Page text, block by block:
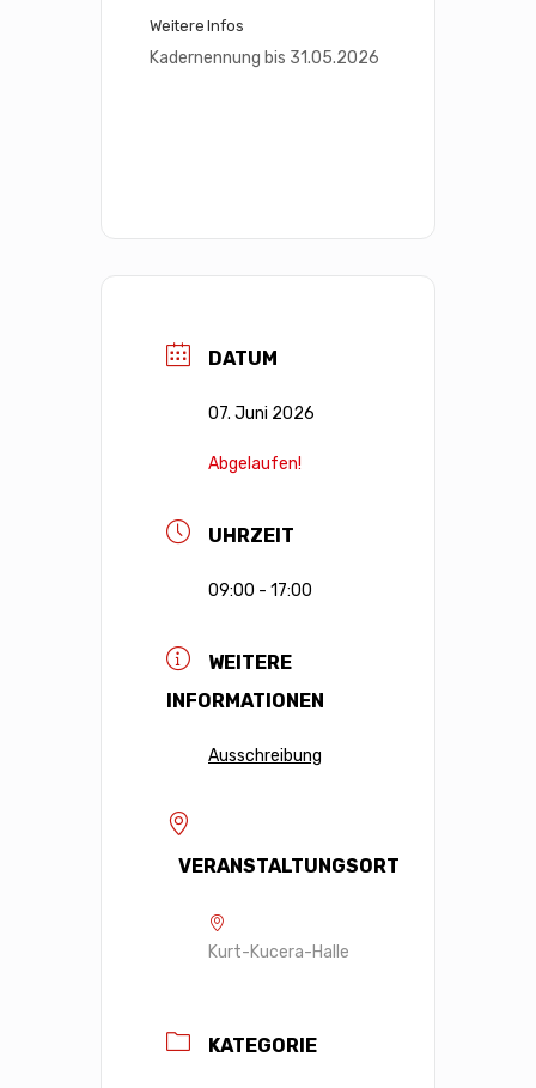
Weitere Infos
Kadernennung bis 31.05.2026
DATUM
07. Juni 2026
Abgelaufen!
UHRZEIT
09:00 - 17:00
WEITERE
INFORMATIONEN
Ausschreibung
VERANSTALTUNGSORT
Kurt-Kucera-Halle
KATEGORIE